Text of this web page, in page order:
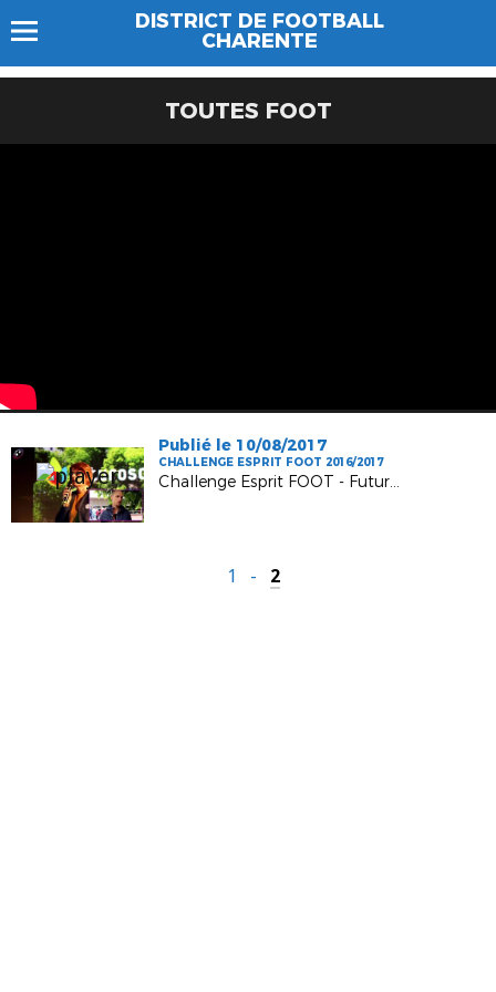
DISTRICT DE FOOTBALL
CHARENTE
TOUTES FOOT
Publié le 10/08/2017
CHALLENGE ESPRIT FOOT 2016/2017
Challenge Esprit FOOT - Futuroscope - 02 juillet 2017
1 - 2